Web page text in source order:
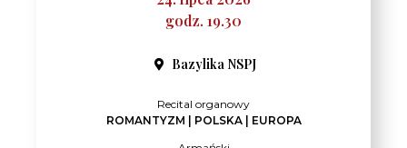
godz. 19.30
Bazylika NSPJ
Recital organowy
ROMANTYZM | POLSKA | EUROPA